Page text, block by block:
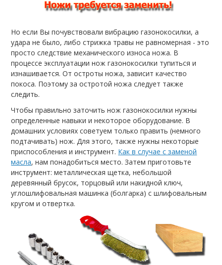
Но если Вы почувствовали вибрацию газонокосилки, а
удара не было, либо стрижка травы не равномерная - это
просто следствие механического износа ножа. В
процессе эксплуатации нож газонокосилки тупиться и
изнашивается. От остроты ножа, зависит качество
покоса. Поэтому за остротой ножа следует также
следить.
Чтобы правильно заточить нож газонокосилки нужны
определенные навыки и некоторое оборудование. В
домашних условиях советуем только править (немного
подтачивать) нож. Для этого, также нужны некоторые
приспособления и инструмент. Как в случае с заменой
масла, нам понадобиться место. Затем приготовьте
инструмент: металлическая щетка, небольшой
деревянный брусок, торцовый или накидной ключ,
углошлифовальная машинка (болгарка) с шлифовальным
кругом и отвертка.